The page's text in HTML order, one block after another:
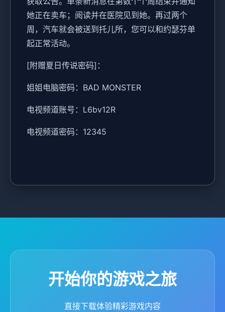
她正在卖车；阅读并在医院见到她。再过两个
周，汽车就会被送到托儿所，您可以和约瑟芬单
起正常活动。
[附赠夏日传说密码]：
姐姐电脑密码：BAD MONSTER
电视频道账号：L6bv12R
电视频道密码：12345
开始你的游戏之旅
直接下载体验精彩游戏内容